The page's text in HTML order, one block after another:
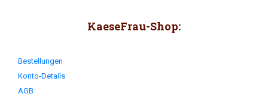
KaeseFrau-Shop:
Bestellungen
Konto-Details
AGB